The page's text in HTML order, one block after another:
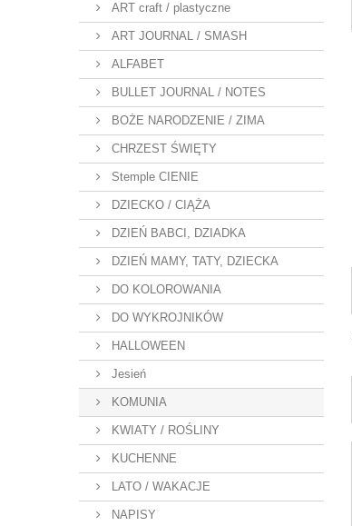
ART craft / plastyczne
ART JOURNAL / SMASH
ALFABET
BULLET JOURNAL / NOTES
BOŻE NARODZENIE / ZIMA
CHRZEST ŚWIĘTY
Stemple CIENIE
DZIECKO / CIĄŻA
DZIEŃ BABCI, DZIADKA
DZIEŃ MAMY, TATY, DZIECKA
DO KOLOROWANIA
DO WYKROJNIKÓW
HALLOWEEN
Jesień
KOMUNIA
KWIATY / ROŚLINY
KUCHENNE
LATO / WAKACJE
NAPISY